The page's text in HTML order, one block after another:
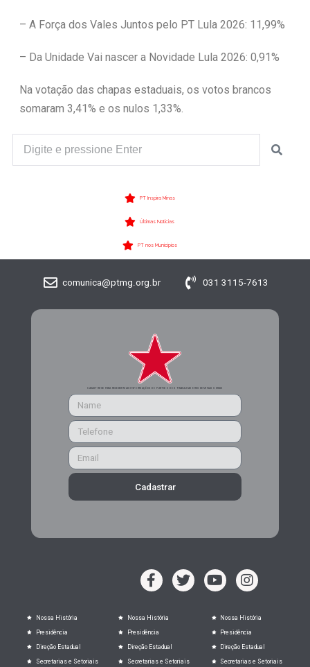
– A Força dos Vales Juntos pelo PT Lula 2026: 11,99%
– Da Unidade Vai nascer a Novidade Lula 2026: 0,91%
Na votação das chapas estaduais, os votos brancos
somaram 3,41% e os nulos 1,33%.
PT Inspira Minas
Últimas Notícias
PT nos Municípios
comunica@ptmg.org.br 031 3115-7613
CADASTRE-SE PARA RECEBER MAIS INFORMAÇÕES DO PARTIDO DOS TRABALHADORES DE MINAS GERAIS
Cadastrar
Nossa História
Presidência
Direção Estadual
Secretarias e Setoriais
Nossa História
Presidência
Direção Estadual
Secretarias e Setoriais
Nossa História
Presidência
Direção Estadual
Secretarias e Setoriais